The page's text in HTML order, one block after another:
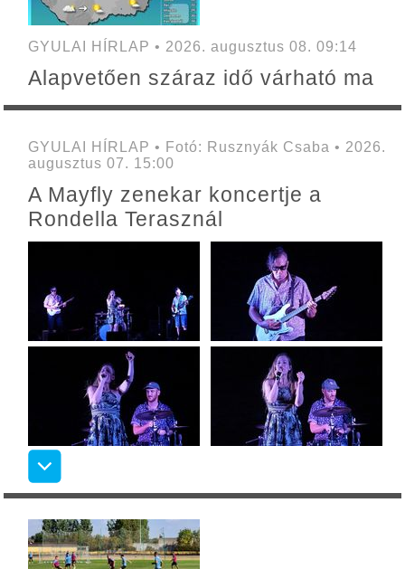
GYULAI HÍRLAP • 2026. augusztus 08. 09:14
Alapvetően száraz idő várható ma
GYULAI HÍRLAP • Fotó: Rusznyák Csaba • 2026.
augusztus 07. 15:00
A Mayfly zenekar koncertje a
Rondella Terasznál